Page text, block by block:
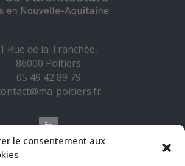
le consentement aux
1 Rue de la Tranchée,
86000 Poitiers
05 49 42 89 79
poitiers.fr
l'Architecture est soutenue par la